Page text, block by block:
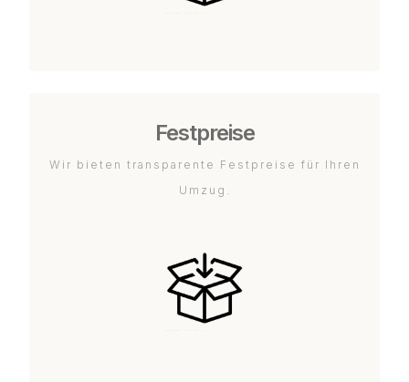
Festpreise
Wir bieten transparente Festpreise für Ihren
Umzug.